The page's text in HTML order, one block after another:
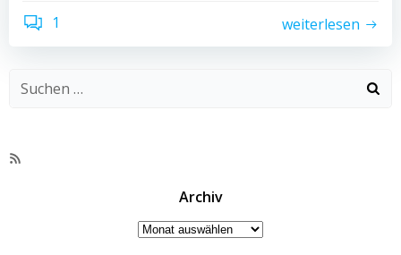
1 weiterlesen
RSS-
Archiv
Archiv